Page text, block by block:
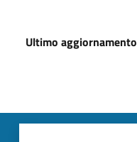
Ultimo aggiornamento